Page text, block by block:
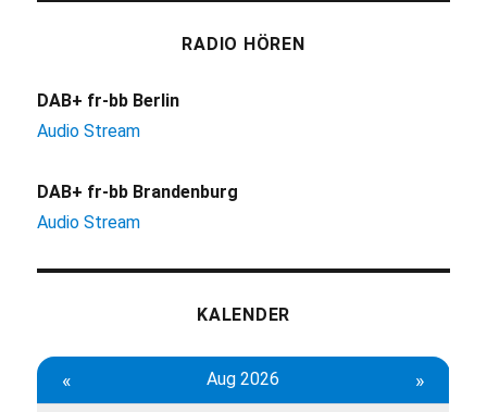
RADIO HÖREN
DAB+ fr-bb Berlin
Audio Stream
DAB+ fr-bb Brandenburg
Audio Stream
KALENDER
« Aug 2026 »